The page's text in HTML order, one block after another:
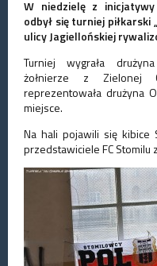
W niedzielę z inicjatywy
odbył się turniej piłkarski
ulicy Jagiellońskiej
Turniej wygrała
żołnierze z
reprezentowała drużyna
miejsce.
Na hali pojawili się kibice
przedstawiciele FC Stomilu